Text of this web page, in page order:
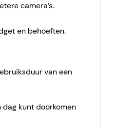
camera’s.
en behoeften.
van een
kunt doorkomen